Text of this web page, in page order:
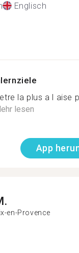
Englisch
la plus a l aise
lesen
App
en-Provence